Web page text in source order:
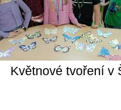
Květnové tvoření v